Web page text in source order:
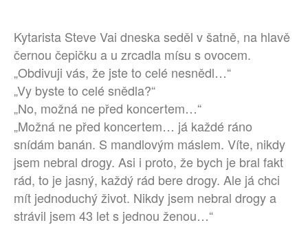
Kytarista Steve Vai dneska seděl v šatně, na hlavě
černou čepičku a u zrcadla mísu s ovocem.
„Obdivuji vás, že jste to celé nesnědl…“
„Vy byste to celé snědla?“
„No, možná ne před koncertem…“
„Možná ne před koncertem… já každé ráno
snídám banán. S mandlovým máslem. Víte, nikdy
jsem nebral drogy. Asi i proto, že bych je bral fakt
rád, to je jasný, každý rád bere drogy. Ale já chci
mít jednoduchý život. Nikdy jsem nebral drogy a
strávil jsem 43 let s jednou ženou…“